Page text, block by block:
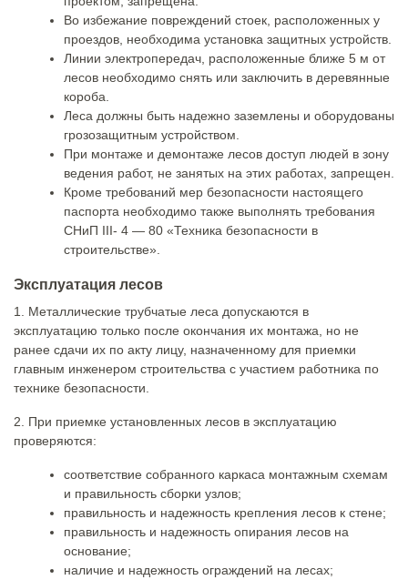
Во избежание повреждений стоек, расположенных у
проездов, необходима установка защитных устройств.
Линии электропередач, расположенные ближе 5 м от
лесов необходимо снять или заключить в деревянные
короба.
Леса должны быть надежно заземлены и оборудованы
грозозащитным устройством.
При монтаже и демонтаже лесов доступ людей в зону
ведения работ, не занятых на этих работах, запрещен.
Кроме требований мер безопасности настоящего
паспорта необходимо также выполнять требования
СНиП III- 4 — 80 «Техника безопасности в
строительстве».
Эксплуатация лесов
1. Металлические трубчатые леса допускаются в
эксплуатацию только после окончания их монтажа, но не
ранее сдачи их по акту лицу, назначенному для приемки
главным инженером строительства с участием работника по
технике безопасности.
2. При приемке установленных лесов в эксплуатацию
проверяются:
соответствие собранного каркаса монтажным схемам
и правильность сборки узлов;
правильность и надежность крепления лесов к стене;
правильность и надежность опирания лесов на
основание;
наличие и надежность ограждений на лесах;